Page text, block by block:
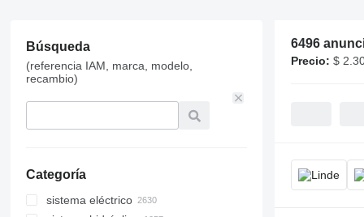
Búsqueda
(referencia IAM, marca, modelo,
recambio)
Categoría
sistema eléctrico
6496
Precio: $